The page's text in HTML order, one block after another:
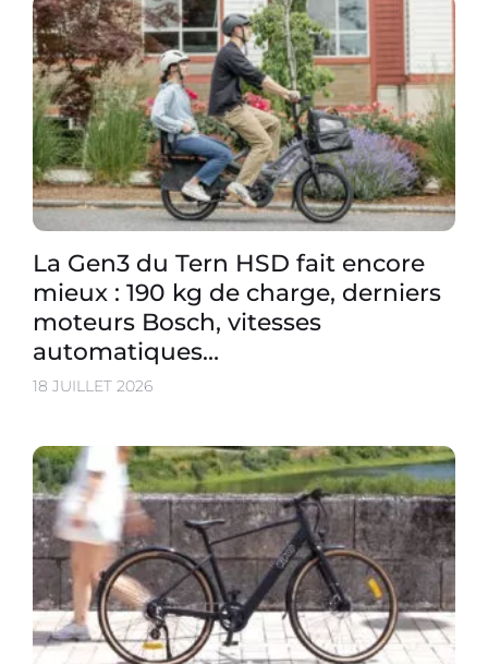
La Gen3 du Tern HSD fait encore
mieux : 190 kg de charge, derniers
moteurs Bosch, vitesses
automatiques…
18 JUILLET 2026